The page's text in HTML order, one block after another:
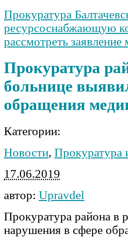
Прокуратура
ресурсоснабжающую
рассмотреть
Прокуратура
больнице
обращения
Категории:
Новости, Прокуратура
17.06.2019
автор: Upravdel
Прокуратура района в
нарушения в сфере